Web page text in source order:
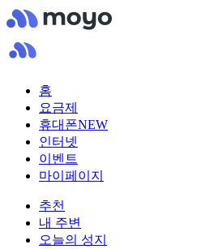
홈
요금제
휴대폰NEW
인터넷
이벤트
마이페이지
추천
내 주변
오늘의 성지